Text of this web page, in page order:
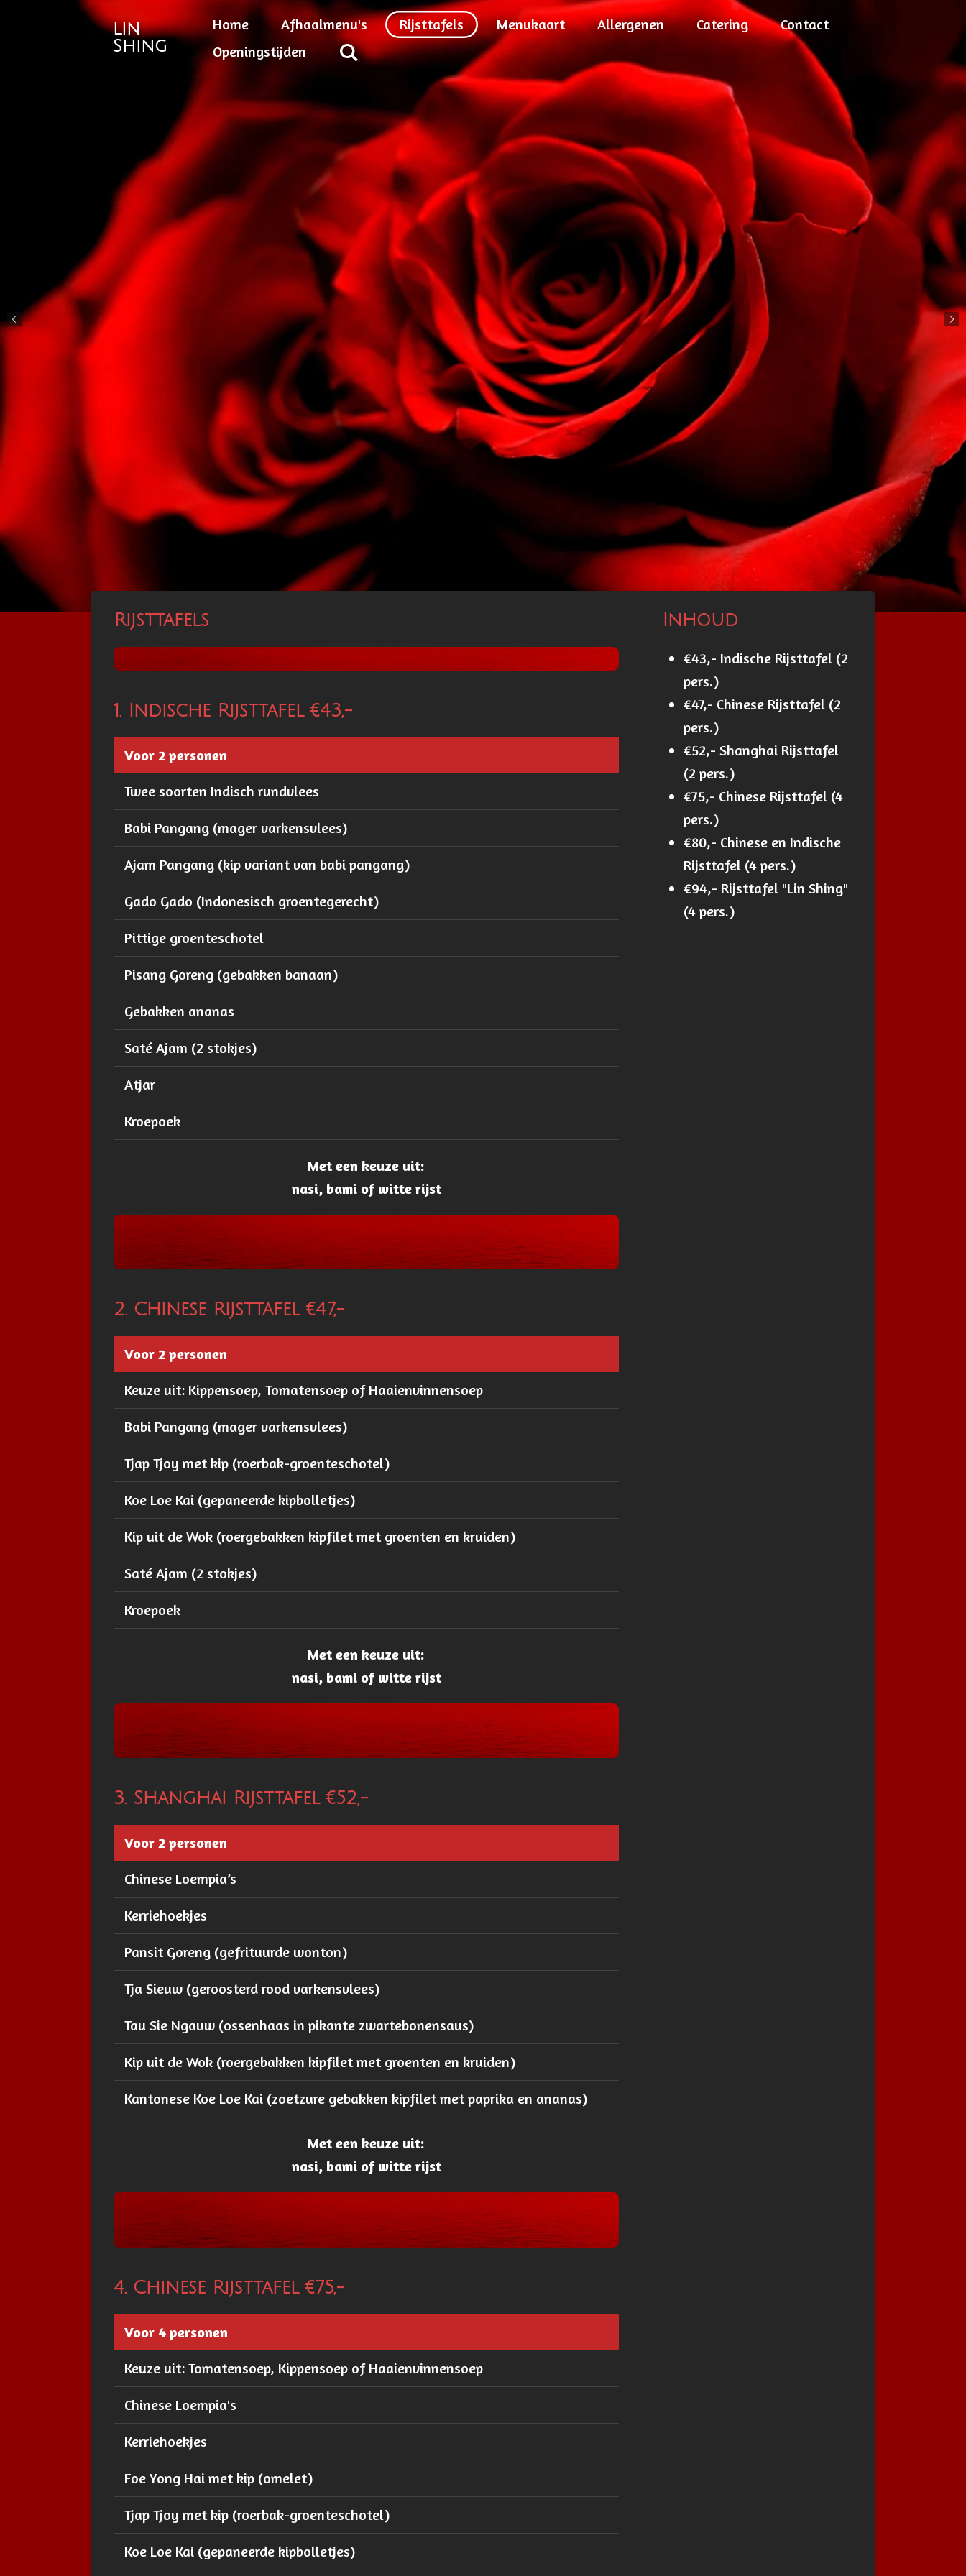
Lin
Shing
Home Afhaalmenu's Rijsttafels Menukaart Allergenen Catering
Contact
Openingstijden
Rijsttafels
1. Indische Rijsttafel €43,-
Voor 2 personen
Twee soorten Indisch rundvlees
Babi Pangang (mager varkensvlees)
Ajam Pangang (kip variant van babi pangang)
Gado Gado (Indonesisch groentegerecht)
Pittige groenteschotel
Pisang Goreng (gebakken banaan)
Gebakken ananas
Saté Ajam (2 stokjes)
Atjar
Kroepoek
Met een keuze uit:
nasi, bami of witte rijst
2. Chinese Rijsttafel €47,-
Voor 2 personen
Keuze uit: Kippensoep, Tomatensoep of Haaienvinnensoep
Babi Pangang (mager varkensvlees)
Tjap Tjoy met kip (roerbak-groenteschotel)
Koe Loe Kai (gepaneerde kipbolletjes)
Kip uit de Wok (roergebakken kipfilet met groenten en kruiden)
Saté Ajam (2 stokjes)
Kroepoek
Met een keuze uit:
nasi, bami of witte rijst
3. Shanghai Rijsttafel €52,-
Voor 2 personen
Chinese Loempia’s
Kerriehoekjes
Pansit Goreng (gefrituurde wonton)
Tja Sieuw (geroosterd rood varkensvlees)
Tau Sie Ngauw (ossenhaas in pikante zwartebonensaus)
Kip uit de Wok (roergebakken kipfilet met groenten en kruiden)
Kantonese Koe Loe Kai (zoetzure gebakken kipfilet met paprika en ananas)
Met een keuze uit:
nasi, bami of witte rijst
4. Chinese Rijsttafel €75,-
Voor 4 personen
Keuze uit: Tomatensoep, Kippensoep of Haaienvinnensoep
Chinese Loempia's
Kerriehoekjes
Foe Yong Hai met kip (omelet)
Tjap Tjoy met kip (roerbak-groenteschotel)
Koe Loe Kai (gepaneerde kipbolletjes)
Inhoud
€43,- Indische Rijsttafel (2
pers.)
€47,- Chinese Rijsttafel (2
pers.)
€52,- Shanghai Rijsttafel
(2 pers.)
€75,- Chinese Rijsttafel (4
pers.)
€80,- Chinese en Indische
Rijsttafel (4 pers.)
€94,- Rijsttafel "Lin Shing"
(4 pers.)